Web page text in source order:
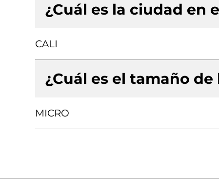
¿Cuál es la ciudad en
CALI
¿Cuál es el tamaño de
MICRO